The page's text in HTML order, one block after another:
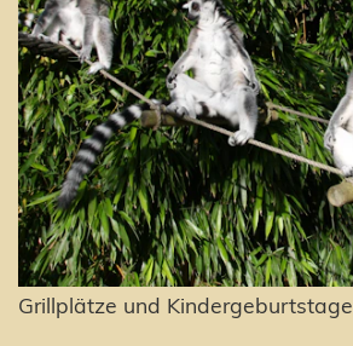
Grillplätze und Kindergeburtstage